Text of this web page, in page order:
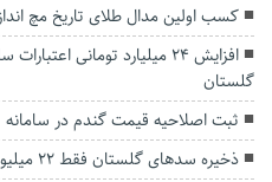
کسب اولین مدال طلاى تاریخ مچ
افزایش ۲۴ میلیارد تومانی
گلستان
ثبت اصلاحیه قیمت گندم در سامانه
ذخیره سد‌های گلستان فقط ۲۲ میلیون مترمکعب